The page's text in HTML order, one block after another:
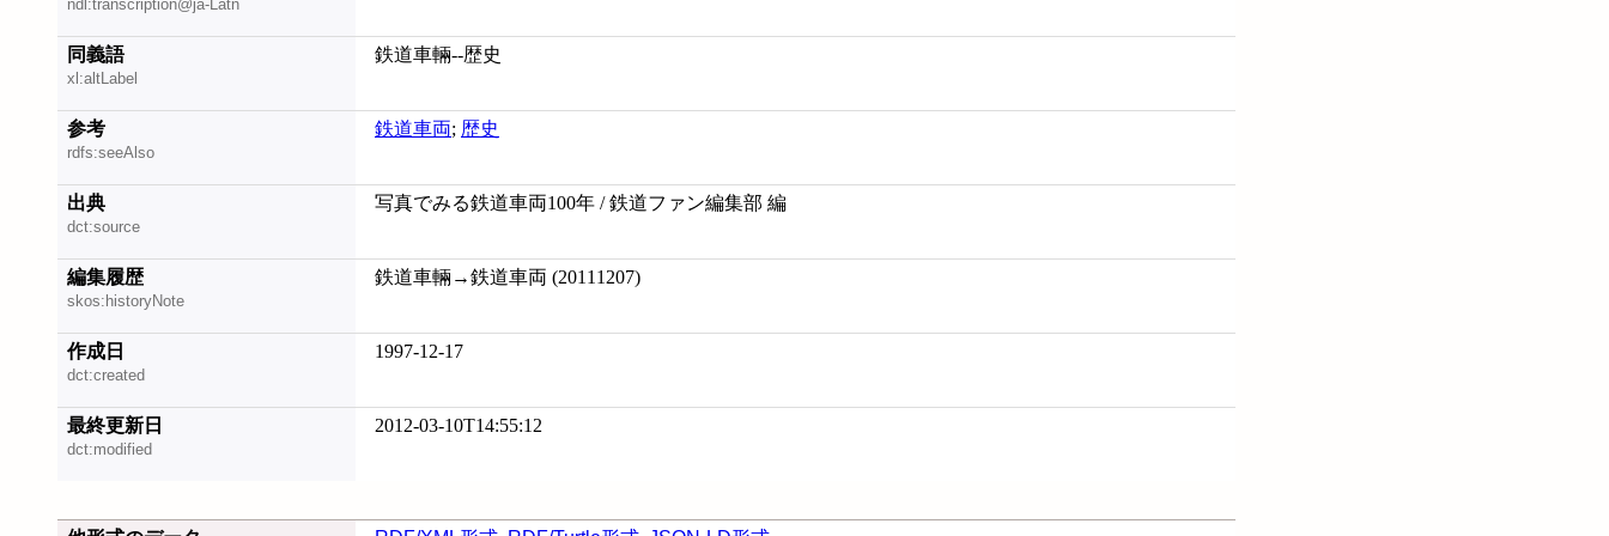
ndl:transcription@ja-Latn
同義語
xl:altLabel
鉄道車輛--歴史
参考
rdfs:seeAlso
鉄道車両; 歴史
出典
dct:source
写真でみる鉄道車両100年 / 鉄道ファン編集部 編
編集履歴
skos:historyNote
鉄道車輛→鉄道車両 (20111207)
作成日
dct:created
1997-12-17
最終更新日
dct:modified
2012-03-10T14:55:12